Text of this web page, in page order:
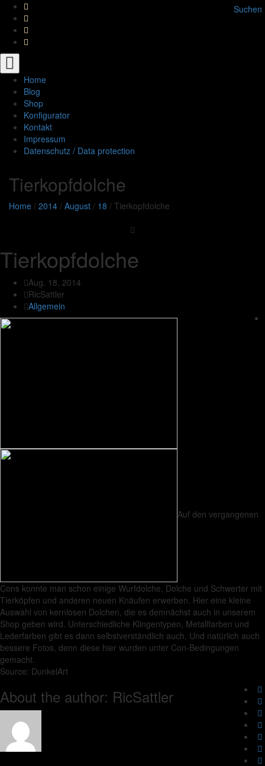
Suchen
Toggle
navigation
Home
Blog
Shop
Konfigurator
Kontakt
Impressum
Datenschutz / Data protection
Tierkopfdolche
Home / 2014 / August / 18 / Tierkopfdolche
Tierkopfdolche
Aug. 18, 2014
RicSattler
Allgemein
Auf den vergangenen
Cons konnte man schon einige Wurfdolche, Dolche und Schwerter mit
Tierköpfen und anderen neuen Knäufen erwerben. Hier eine kleine
Auswahl von kernlosen Dolchen, die es demnächst auch in unserem
Shop geben wird. Unterschiedliche Klingentypen, Metallfarben und
Lederfarben gibt es dann selbstverständlich auch. Und natürlich auch
bessere Fotos, denn diese hier wurden unter Con-Bedingungen
gemacht.
Source: DunkelArt
About the author: RicSattler